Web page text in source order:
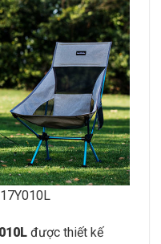
được thiết kế